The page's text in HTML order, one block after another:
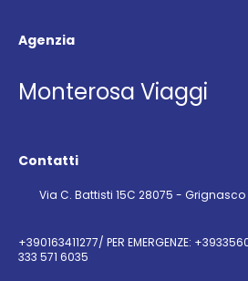
Agenzia
Monterosa Viaggi
Contatti
Via C. Battisti 15C 28075 - Grignasco
+390163411277/ PER EMERGENZE:
333 571 6035